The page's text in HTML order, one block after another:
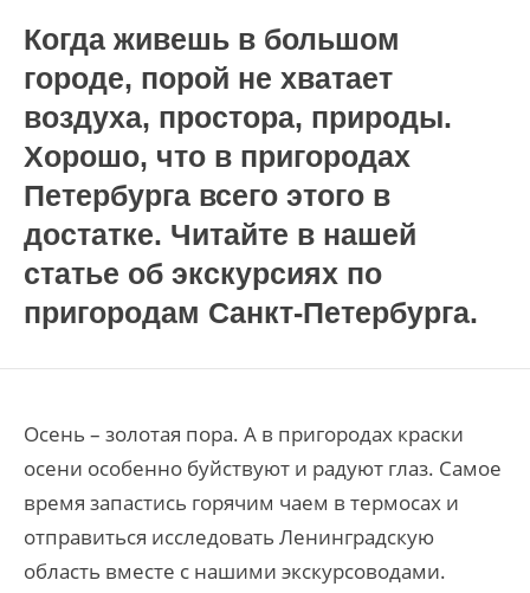
Когда живешь в большом
городе, порой не хватает
воздуха, простора, природы.
Хорошо, что в пригородах
Петербурга всего этого в
достатке. Читайте в нашей
статье об экскурсиях по
пригородам Санкт-Петербурга.
Осень – золотая пора. А в пригородах краски
осени особенно буйствуют и радуют глаз. Самое
время запастись горячим чаем в термосах и
отправиться исследовать Ленинградскую
область вместе с нашими экскурсоводами.